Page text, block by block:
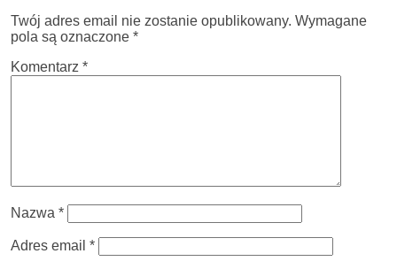
Twój adres email nie zostanie opublikowany. Wymagane
pola są oznaczone *
Komentarz *
Nazwa *
Adres email *